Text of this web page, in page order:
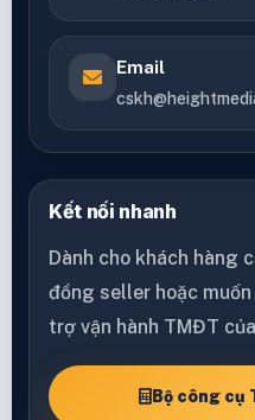
Email
Kết nối nhanh
Dành cho khách hàng
đồng seller hoặc
trợ vận hành TMĐT
Bộ công cụ